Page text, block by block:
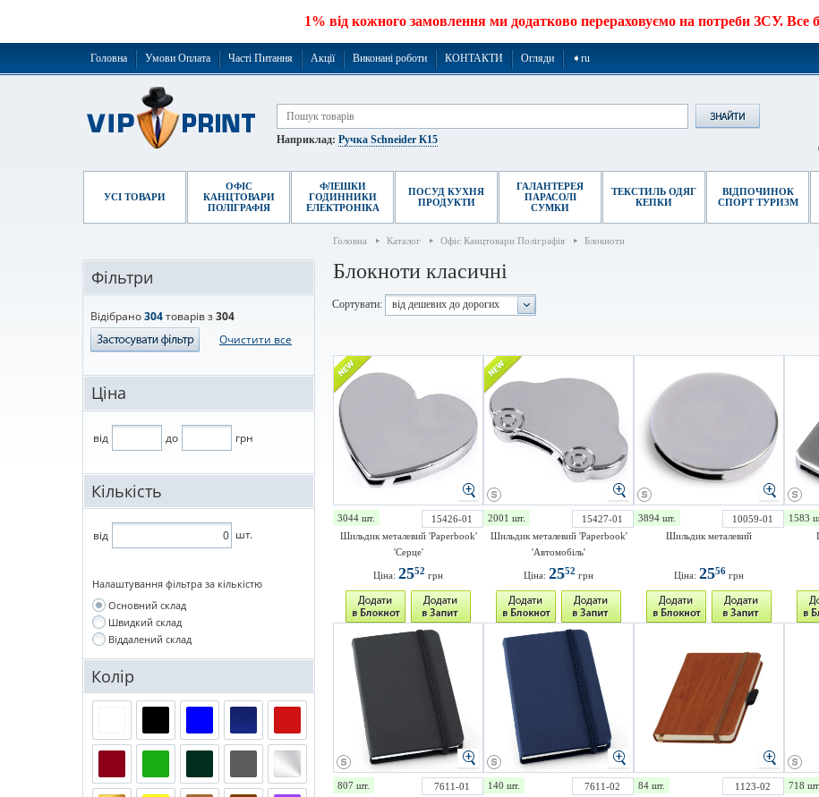
1% від кожного замовлення ми додатково перераховуємо на потреби ЗСУ. Все
Головна Умови Оплата Часті Питання Акції Виконані роботи КОНТАКТИ Огляди ➧ru
Наприклад: Ручка Schneider K15
УСІ ТОВАРИ
ОФІС
КАНЦТОВАРИ
ПОЛІГРАФІЯ
ФЛЕШКИ
ГОДИННИКИ
ЕЛЕКТРОНІКА
ПОСУД КУХНЯ
ПРОДУКТИ
ГАЛАНТЕРЕЯ
ПАРАСОЛІ
СУМКИ
ТЕКСТИЛЬ ОДЯГ
КЕПКИ
ВІДПОЧИНОК
СПОРТ ТУРИЗМ
Головна Каталог Офіс Канцтовари Поліграфія Блокноти
Фільтри
Відібрано304товарів з304
Очистити все
Ціна
від до грн
Кількість
від шт.
Налаштування фільтра за кількістю
Основний склад
Швидкий склад
Віддалений склад
Колір
Блокноти класичні
Сортувати: від дешевих до дорогих
3044 шт.
15426-01
Шильдик металевий 'Paperbook'
'Серце'
Ціна: 2552 грн
2001 шт.
15427-01
Шильдик металевий 'Paperbook'
'Автомобіль'
Ціна: 2552 грн
3894 шт.
10059-01
Шильдик металевий
Ціна: 2556 грн
1583
807 шт.
7611-01
140 шт.
7611-02
84 шт.
1123-02
718 шт.